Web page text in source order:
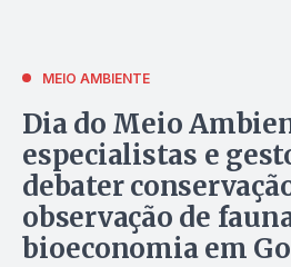
MEIO AMBIENTE
Dia do Meio
especialistas e
debater
observação de
bioeconomia em